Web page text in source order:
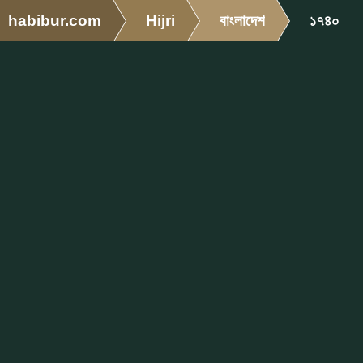
habibur.com Hijri বাংলাদেশ ১৭৪০